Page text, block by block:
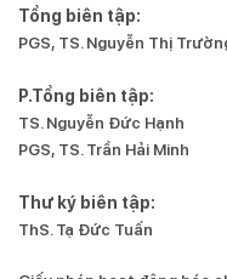
Tổng biên tập:
PGS, TS. Nguyễn Thị
P.Tổng biên tập:
TS. Nguyễn Đức Hạnh
PGS, TS. Trần Hải Minh
Thư ký biên tập:
ThS. Tạ Đức Tuấn